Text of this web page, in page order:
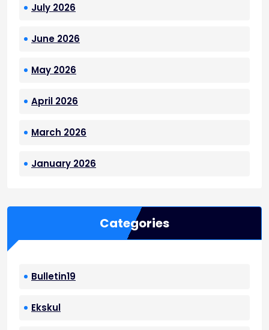
July 2026
June 2026
May 2026
April 2026
March 2026
January 2026
Categories
Bulletin19
Ekskul